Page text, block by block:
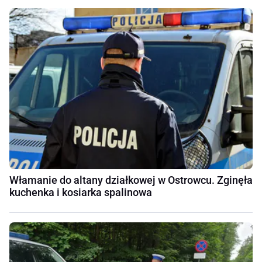
Włamanie do altany działkowej w Ostrowcu. Zginęła
kuchenka i kosiarka spalinowa